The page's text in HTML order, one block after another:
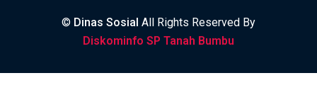
© Dinas Sosial All Rights Reserved By
Diskominfo SP Tanah Bumbu